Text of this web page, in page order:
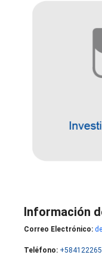
Información
Correo Electrónico:
Teléfono: